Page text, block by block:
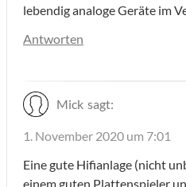
lebendig analoge Geräte im
Antworten
Mick sagt:
1. November 2020 um 7:01
Eine gute Hifianlage (nicht
einem guten Plattenspieler